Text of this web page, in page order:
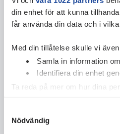
din enhet för att kunna
får använda din data och i vilka
Med din tillåtelse skulle vi
Samla in information
Identifiera din enhet
Ta reda på mer om hur dina
cookie-förklaringen.
Vi använder
Nödvändig